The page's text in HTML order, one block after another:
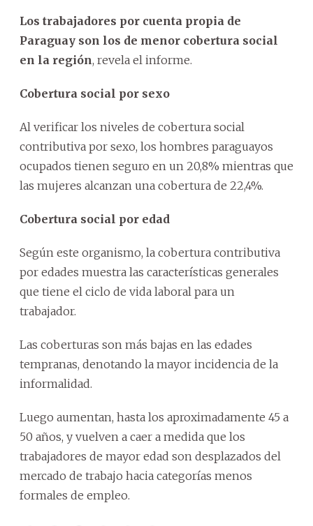
Los trabajadores por cuenta propia de
Paraguay son los de menor cobertura social
en la región, revela el informe.
Cobertura social por sexo
Al verificar los niveles de cobertura social
contributiva por sexo, los hombres paraguayos
ocupados tienen seguro en un 20,8% mientras que
las mujeres alcanzan una cobertura de 22,4%.
Cobertura social por edad
Según este organismo, la cobertura contributiva
por edades muestra las características generales
que tiene el ciclo de vida laboral para un
trabajador.
Las coberturas son más bajas en las edades
tempranas, denotando la mayor incidencia de la
informalidad.
Luego aumentan, hasta los aproximadamente 45 a
50 años, y vuelven a caer a medida que los
trabajadores de mayor edad son desplazados del
mercado de trabajo hacia categorías menos
formales de empleo.